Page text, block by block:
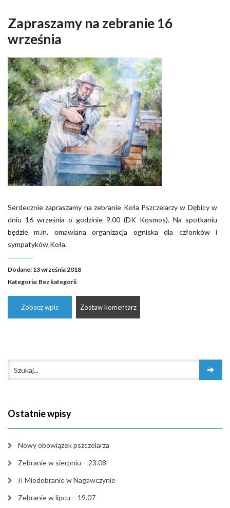
Zapraszamy na zebranie 16
września
Serdecznie zapraszamy na zebranie Koła Pszczelarzy w Dębicy w
dniu 16 września o godzinie 9.00 (DK Kosmos). Na spotkaniu
będzie m.in. omawiana organizacja ogniska dla członków i
sympatyków Koła.
Dodane: 13 września 2018
Kategoria: Bez kategorii
Zobacz wpis Zostaw komentarz
Ostatnie wpisy
Nowy obowiązek pszczelarza
Zebranie w sierpniu – 23.08
II Miodobranie w Nagawczynie
Zebranie w lipcu – 19.07